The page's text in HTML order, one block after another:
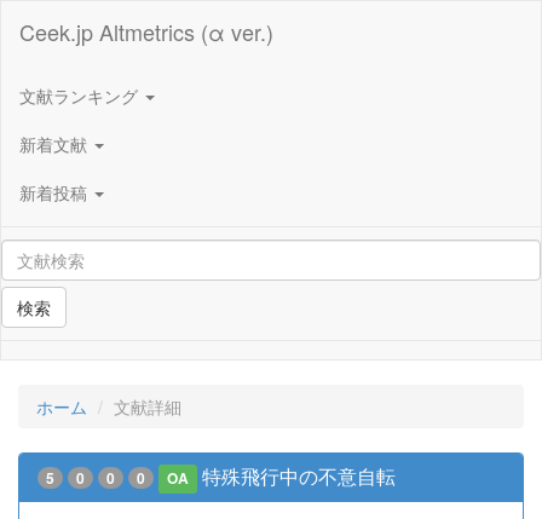
Ceek.jp Altmetrics (α ver.)
文献ランキング
新着文献
新着投稿
検索
ホーム 文献詳細
5 0 0 0 OA 特殊飛行中の不意自転